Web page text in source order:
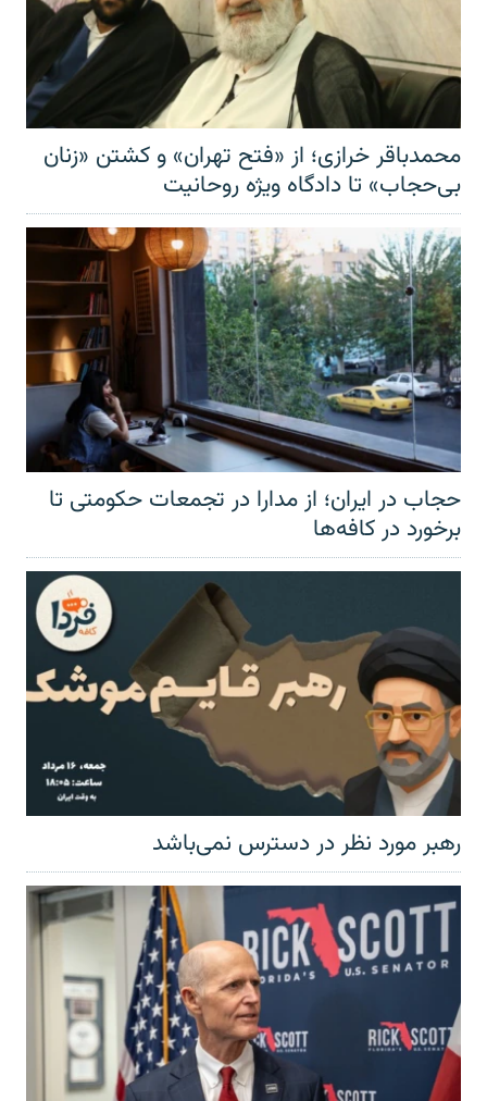
محمدباقر خرازی؛ از «فتح تهران» و کشتن «زنان
بی‌حجاب» تا دادگاه ویژه روحانیت
حجاب در ایران؛ از مدارا در تجمعات حکومتی تا
برخورد در کافه‌ها
رهبر مورد نظر در دسترس نمی‌باشد